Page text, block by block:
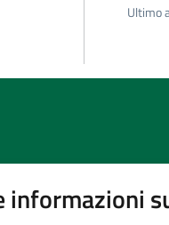
Ultimo
informazioni